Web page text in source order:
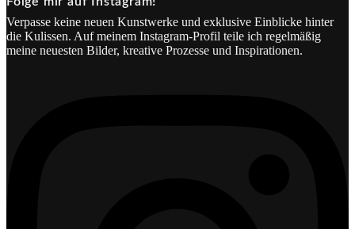
Verpasse keine neuen Kunstwerke und exklusive Einblicke hinter
die Kulissen. Auf meinem Instagram-Profil teile ich regelmäßig
meine neuesten Bilder, kreative Prozesse und Inspirationen.